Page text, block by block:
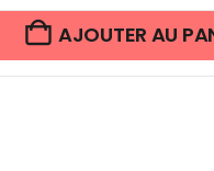
AJOUTER AU